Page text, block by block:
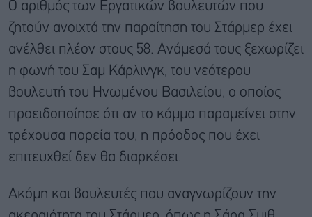
Ο αριθμός των Εργατικών βουλευτών που
ζητούν ανοιχτά την παραίτηση του Στάρμερ έχει
ανέλθει πλέον στους 58. Ανάμεσά τους ξεχωρίζει
η φωνή του Σαμ Κάρλινγκ, του νεότερου
βουλευτή του Ηνωμένου Βασιλείου, ο οποίος
προειδοποίησε ότι αν το κόμμα παραμείνει στην
τρέχουσα πορεία του, η πρόοδος που έχει
επιτευχθεί δεν θα διαρκέσει.
Ακόμη και βουλευτές που αναγνωρίζουν την